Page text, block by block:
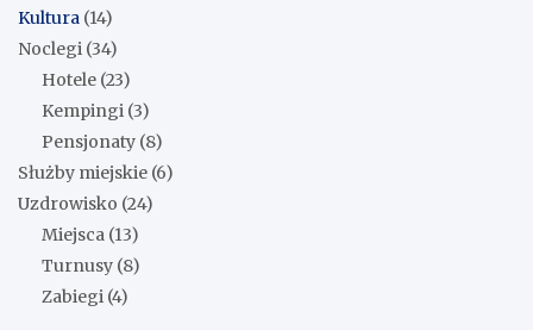
Kultura (14)
Noclegi (34)
Hotele (23)
Kempingi (3)
Pensjonaty (8)
Służby miejskie (6)
Uzdrowisko (24)
Miejsca (13)
Turnusy (8)
Zabiegi (4)